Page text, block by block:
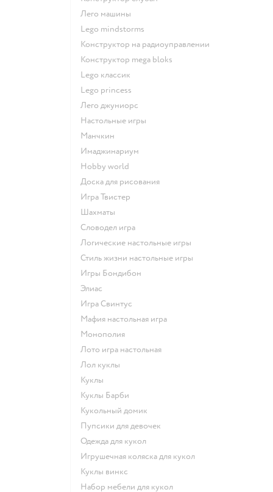
Лего машины
Lego mindstorms
Конструктор на радиоуправлении
Конструктор mega bloks
Lego классик
Lego princess
Лего джуниорс
Настольные игры
Манчкин
Имаджинариум
Hobby world
Доска для рисования
Игра Твистер
Шахматы
Словодел игра
Логические настольные игры
Стиль жизни настольные игры
Игры Бондибон
Элиас
Игра Свинтус
Мафия настольная игра
Монополия
Лото игра настольная
Лол куклы
Куклы
Куклы Барби
Кукольный домик
Пупсики для девочек
Одежда для кукол
Игрушечная коляска для кукол
Куклы винкс
Набор мебели для кукол